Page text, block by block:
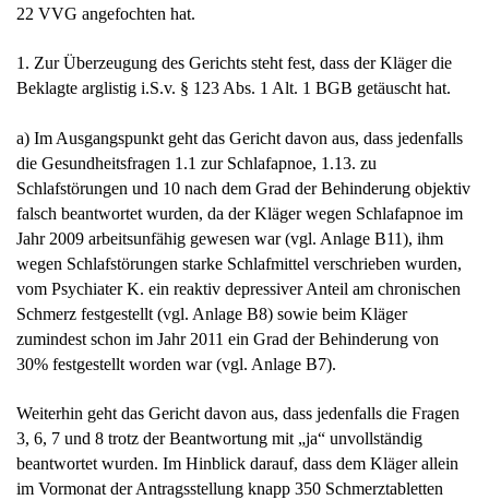
22 VVG angefochten hat.
1. Zur Überzeugung des Gerichts steht fest, dass der Kläger die
Beklagte arglistig i.S.v. § 123 Abs. 1 Alt. 1 BGB getäuscht hat.
a) Im Ausgangspunkt geht das Gericht davon aus, dass jedenfalls
die Gesundheitsfragen 1.1 zur Schlafapnoe, 1.13. zu
Schlafstörungen und 10 nach dem Grad der Behinderung objektiv
falsch beantwortet wurden, da der Kläger wegen Schlafapnoe im
Jahr 2009 arbeitsunfähig gewesen war (vgl. Anlage B11), ihm
wegen Schlafstörungen starke Schlafmittel verschrieben wurden,
vom Psychiater K. ein reaktiv depressiver Anteil am chronischen
Schmerz festgestellt (vgl. Anlage B8) sowie beim Kläger
zumindest schon im Jahr 2011 ein Grad der Behinderung von
30% festgestellt worden war (vgl. Anlage B7).
Weiterhin geht das Gericht davon aus, dass jedenfalls die Fragen
3, 6, 7 und 8 trotz der Beantwortung mit „ja“ unvollständig
beantwortet wurden. Im Hinblick darauf, dass dem Kläger allein
im Vormonat der Antragsstellung knapp 350 Schmerztabletten